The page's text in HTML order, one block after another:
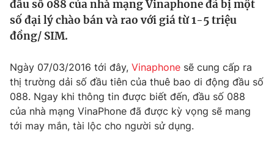
Thế giới
Tin tức
Câu chuyện quốc tế
Kinh tế
Tài chính
Thị trường
Góc doanh nghiệp
Dữ liệu và đời sống
Truyền hình
đầu số 088 của nhà mạng Vinaphone đã bị một
số đại lý chào bán và rao với giá từ 1-5 triệu
đồng/ SIM.
Ngày 07/03/2016 tới đây, Vinaphone sẽ cung cấp ra
thị trường dải số đầu tiên của thuê bao di động đầu số
088. Ngay khi thông tin được biết đến, đầu số 088
của nhà mạng VinaPhone đã được kỳ vọng sẽ mang
tới may mắn, tài lộc cho người sử dụng.